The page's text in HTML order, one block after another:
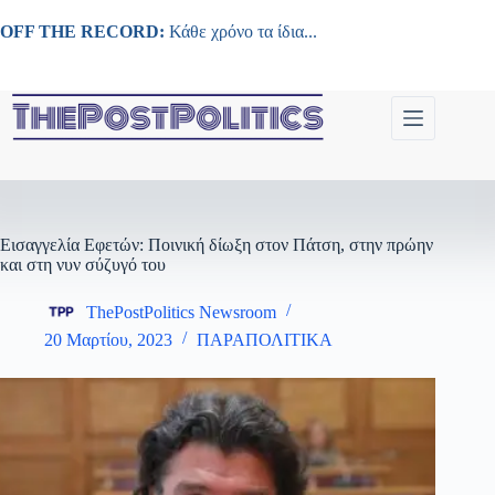
στο
OFF THE RECORD: Κάθε χρόνο τα ίδια...
Εισαγγελία Εφετών: Ποινική δίωξη στον Πάτση, στην πρώην
και στη νυν σύζυγό του
ThePostPolitics Newsroom
20 Μαρτίου, 2023
ΠΑΡΑΠΟΛΙΤΙΚΑ